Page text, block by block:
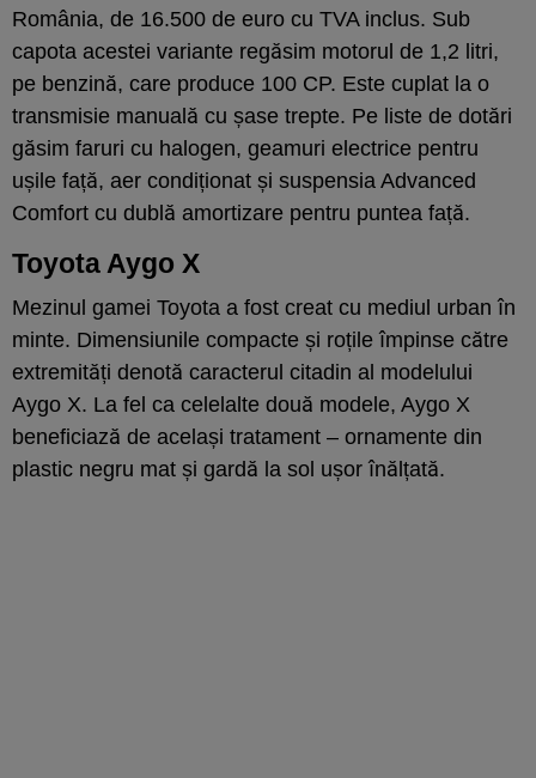
România, de 16.500 de euro cu TVA inclus. Sub
capota acestei variante regăsim motorul de 1,2 litri,
pe benzină, care produce 100 CP. Este cuplat la o
transmisie manuală cu șase trepte. Pe liste de dotări
găsim faruri cu halogen, geamuri electrice pentru
ușile față, aer condiționat și suspensia Advanced
Comfort cu dublă amortizare pentru puntea față.
Toyota Aygo X
Mezinul gamei Toyota a fost creat cu mediul urban în
minte. Dimensiunile compacte și roțile împinse către
extremități denotă caracterul citadin al modelului
Aygo X. La fel ca celelalte două modele, Aygo X
beneficiază de același tratament – ornamente din
plastic negru mat și gardă la sol ușor înălțată.